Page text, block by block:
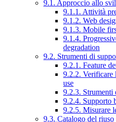
9.1. Approccio allo
9.1.1. Attività
9.1.2. Web
9.1.3. Mobile
9.1.4.
degradation
9.2. Strumenti di
9.2.1. Feature
9.2.2. Verificare
use
9.2.3. Strumenti
9.2.4. Supporto
9.2.5. Misurare
9.3. Catalogo del riuso